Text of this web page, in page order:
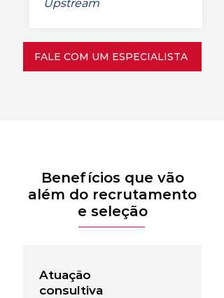
Upstream
FALE COM UM ESPECIALISTA
Benefícios que vão
além do recrutamento
e seleção
Atuação
consultiva